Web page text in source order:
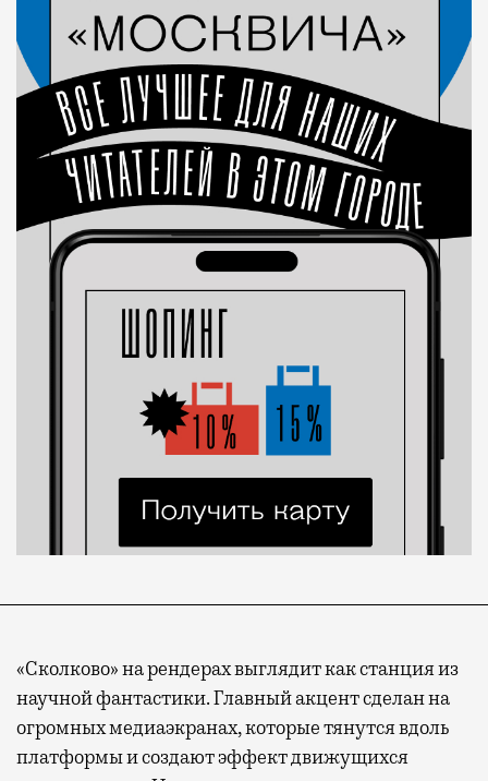
«Сколково» на рендерах выглядит как станция из
научной фантастики. Главный акцент сделан на
огромных медиаэкранах, которые тянутся вдоль
платформы и создают эффект движущихся